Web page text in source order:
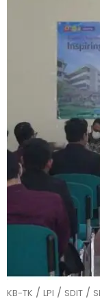
KB-TK / LPI / SDIT /